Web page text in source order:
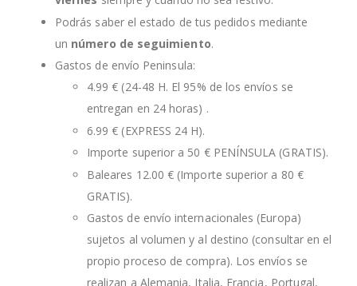
Podrás saber el estado de tus pedidos mediante
un número de seguimiento.
Gastos de envío Peninsula:
4.99 € (24-48 H. El 95% de los envíos se
entregan en 24 horas) .
6.99 € (EXPRESS 24 H).
Importe superior a 50 € PENÍNSULA (GRATIS).
Baleares 12.00 € (Importe superior a 80 €
GRATIS).
Gastos de envío internacionales (Europa)
sujetos al volumen y al destino (consultar en el
propio proceso de compra). Los envíos se
realizan a Alemania, Italia, Francia, Portugal,